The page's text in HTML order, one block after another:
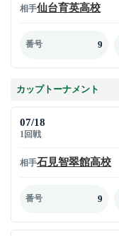
相手仙台育英高校
番号 9
カップトーナメント
07/18
1回戦
相手石見智翠館高校
番号 9